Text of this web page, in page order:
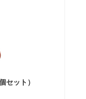
セット）